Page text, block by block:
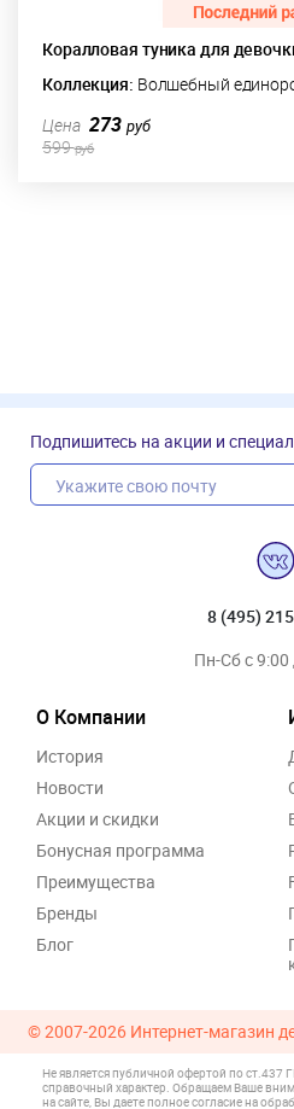
Коралловая туника для
Коллекция: Волшебный
Цена 273руб
599руб
Подпишитесь на акции и
8 (495)
Пн-Сб с 9:00
О Компании
История
Новости
Акции и скидки
Бонусная программа
Преимущества
Бренды
Блог
© 2007-2026 Интернет-магазин
Не является публичной офертой по ст.437
справочный характер. Обращаем Ваше
на сайте, Вы даете полное согласие на